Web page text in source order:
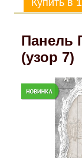
Панель
(узор 7)